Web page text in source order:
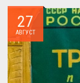
27
АВГУСТ